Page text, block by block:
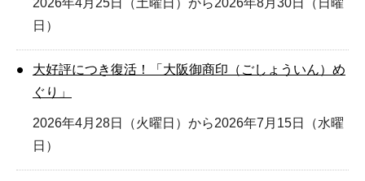
日）
大好評につき復活！「大阪御商印（ごしょういん）め
ぐり」
2026年4月28日（火曜日）から2026年7月15日（水曜
日）